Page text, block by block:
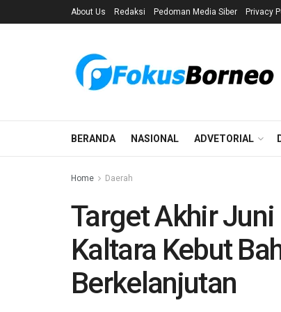
About Us Redaksi Pedoman Media Siber Privacy
BERANDA NASIONAL ADVETORIAL
Home Daerah
Target Akhir Juni
Kaltara Kebut
Berkelanjutan